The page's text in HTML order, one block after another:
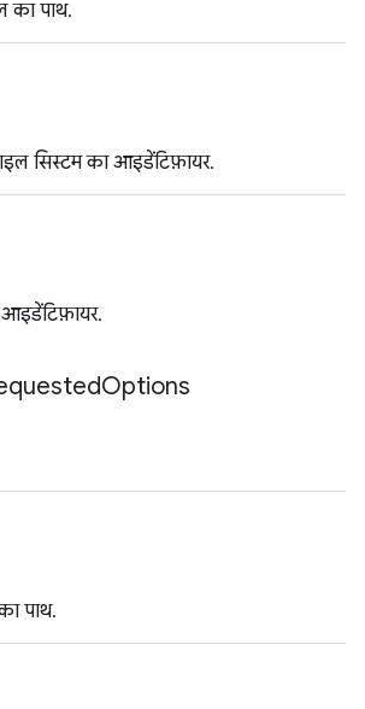
का पाथ.
सिस्टम का आइडेंटिफ़ायर.
Options
पाथ.